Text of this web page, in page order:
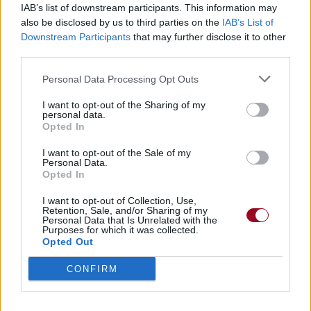
IAB’s list of downstream participants. This information may
also be disclosed by us to third parties on the IAB’s List of
Downstream Participants that may further disclose it to other
Personal Data Processing Opt Outs
I want to opt-out of the Sharing of my
personal data.
Opted In
I want to opt-out of the Sale of my
Personal Data.
Opted In
I want to opt-out of Collection, Use,
Retention, Sale, and/or Sharing of my
Personal Data that Is Unrelated with the
Purposes for which it was collected.
Opted Out
CONFIRM